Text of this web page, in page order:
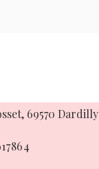
69570 Dardilly